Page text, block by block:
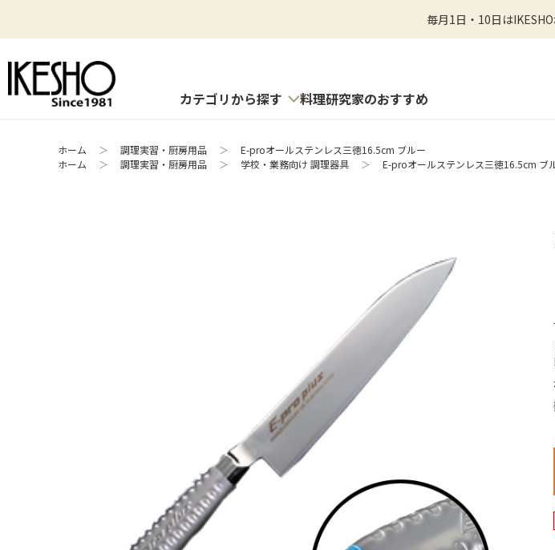
毎月1日・10日は
カテゴリから探す 料理研究家のおすすめ
ホーム ＞ 調理実習・厨房用品 ＞
E-proオールステンレス三徳16.5cm ブルー
ホーム
＞ 調理実習・厨房用品 ＞ 学校・業務向け 調理器具 ＞ E-proオールステンレス三徳16.5cm ブ